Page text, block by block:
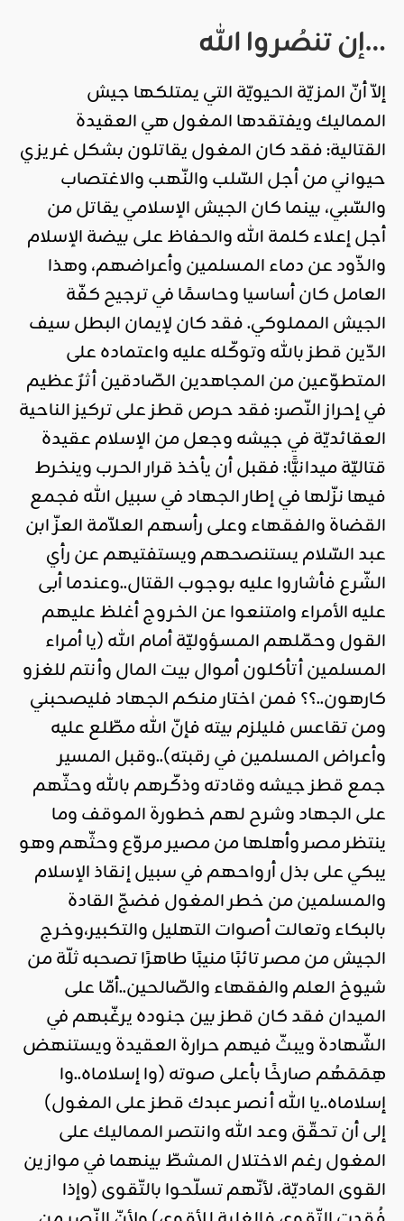
إن تنصُروا الله…
إلاّ أنّ المزيّة الحيويّة التي يمتلكها جيش
المماليك ويفتقدها المغول هي العقيدة
القتالية: فقد كان المغول يقاتلون بشكل غريزي
حيواني من أجل السّلب والنّهب والاغتصاب
والسّبي، بينما كان الجيش الإسلامي يقاتل من
أجل إعلاء كلمة الله والحفاظ على بيضة الإسلام
والذّود عن دماء المسلمين وأعراضهم، وهذا
العامل كان أساسيا وحاسمًا في ترجيح كفّة
الجيش المملوكي. فقد كان لإيمان البطل سيف
الدّين قطز بالله وتوكّله عليه واعتماده على
المتطوّعين من المجاهدين الصّادقين أثرٌ عظيم
في إحراز النّصر: فقد حرص قطز على تركيز الناحية
العقائديّة في جيشه وجعل من الإسلام عقيدة
قتاليّة ميدانيًّا: فقبل أن يأخذ قرار الحرب وينخرط
فيها نزّلها في إطار الجهاد في سبيل الله فجمع
القضاة والفقهاء وعلى رأسهم العلاّمة العزّ ابن
عبد السّلام يستنصحهم ويستفتيهم عن رأي
الشّرع فأشاروا عليه بوجوب القتال..وعندما أبى
عليه الأمراء وامتنعوا عن الخروج أغلظ عليهم
القول وحمّلهم المسؤوليّة أمام الله (يا أمراء
المسلمين أتأكلون أموال بيت المال وأنتم للغزو
كارهون..؟؟ فمن اختار منكم الجهاد فليصحبني
ومن تقاعس فليلزم بيته فإنّ الله مطّلع عليه
وأعراض المسلمين في رقبته)..وقبل المسير
جمع قطز جيشه وقادته وذكّرهم بالله وحثّهم
على الجهاد وشرح لهم خطورة الموقف وما
ينتظر مصر وأهلها من مصير مروّع وحثّهم وهو
يبكي على بذل أرواحهم في سبيل إنقاذ الإسلام
والمسلمين من خطر المغول فضجّ القادة
بالبكاء وتعالت أصوات التهليل والتكبير،وخرج
الجيش من مصر تائبًا منيبًا طاهرًا تصحبه ثلّة من
شيوخ العلم والفقهاء والصّالحين..أمّا على
الميدان فقد كان قطز بين جنوده يرغّبهم في
الشّهادة ويبثّ فيهم حرارة العقيدة ويستنهض
هِمَمَهُم صارخًا بأعلى صوته (وا إسلاماه..وا
إسلاماه..يا الله أنصر عبدك قطز على المغول)
إلى أن تحقّق وعد الله وانتصر المماليك على
المغول رغم الاختلال المشطّ بينهما في موازين
القوى الماديّة، لأنّهم تسلّحوا بالتّقوى (وإذا